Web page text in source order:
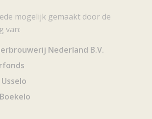
mogelijk gemaakt door de
van:
Nederland B.V.